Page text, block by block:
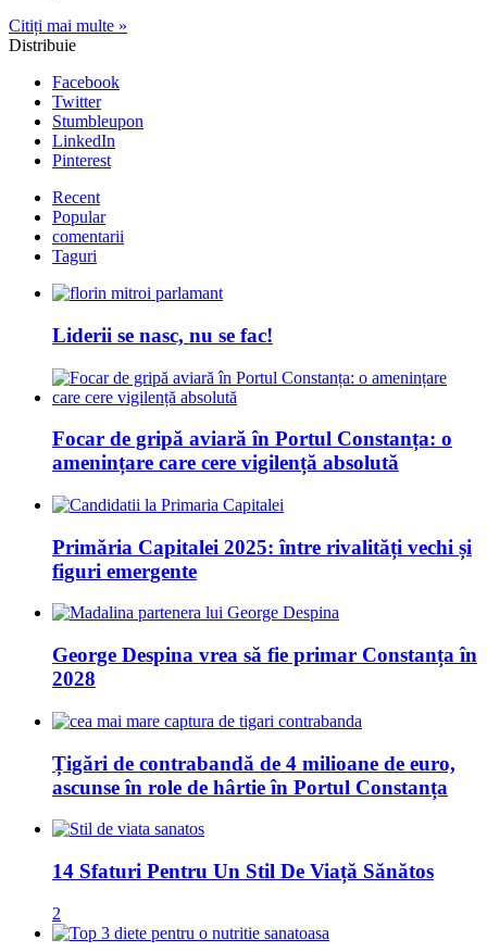
Citiți mai multe »
Distribuie
Facebook
Twitter
Stumbleupon
LinkedIn
Pinterest
Recent
Popular
comentarii
Taguri
Liderii se nasc, nu se fac!
Focar de gripă aviară în Portul Constanța: o
amenințare care cere vigilență absolută
Primăria Capitalei 2025: între rivalități vechi și
figuri emergente
George Despina vrea să fie primar Constanța în
2028
Țigări de contrabandă de 4 milioane de euro,
ascunse în role de hârtie în Portul Constanța
14 Sfaturi Pentru Un Stil De Viață Sănătos
2